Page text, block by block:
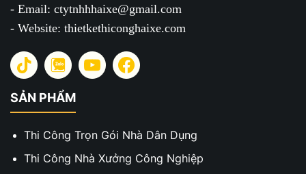
- Email: ctytnhhhaixe@gmail.com
- Website: thietkethiconghaixe.com
SẢN PHẨM
Thi Công Trọn Gói Nhà Dân Dụng
Thi Công Nhà Xưởng Công Nghiệp